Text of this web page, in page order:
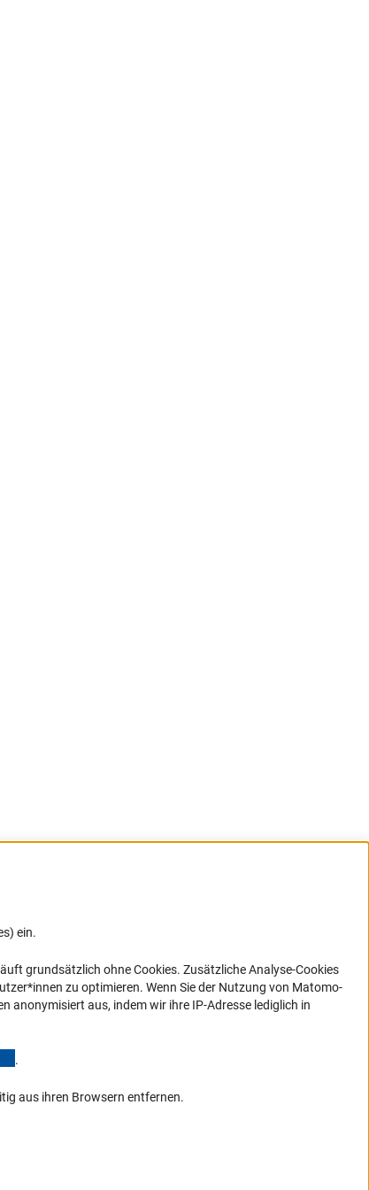
ein.
grundsätzlich ohne Cookies. Zusätzliche Analyse-Cookies
zu optimieren. Wenn Sie der Nutzung von Matomo-
anonymisiert aus, indem wir ihre IP-Adresse lediglich in
.
aus ihren Browsern entfernen.